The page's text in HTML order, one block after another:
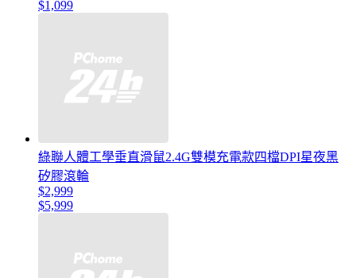
$1,099
綠聯人體工學垂直滑鼠2.4G雙模充電款四檔DPI星夜黑
矽膠滾輪
$2,999
$5,999